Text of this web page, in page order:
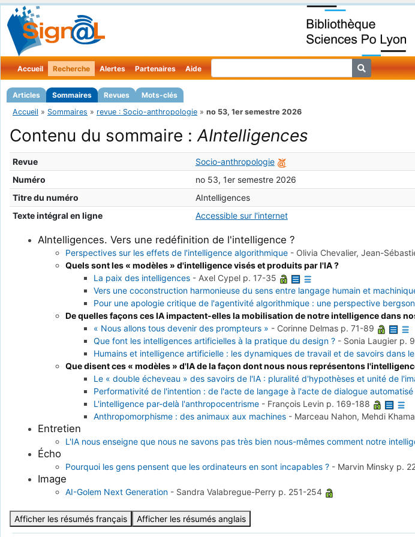
Accueil Recherche
Articles Sommaires Revues Mots-clés
Alertes Partenaires Aide
Accueil » Sommaires » revue : Socio-anthropologie » no 53, 1er semestre 2026
Contenu du sommaire :AIntelligences
Revue
Socio-anthropologie
Numéro
no 53, 1er semestre 2026
Titre du numéro
AIntelligences
Texte intégral en ligne
Accessible sur l'internet
AIntelligences. Vers une redéfinition de l'intelligence ?
Perspectives sur les effets de l'intelligence algorithmique - Olivia Chevalier, Jean-
Quels sont les « modèles » d'intelligence visés et produits par l'IA ?
La paix des intelligences- Axel Cypel p. 17-35
Vers une coconstruction harmonieuse du sens entre langage humain et
Pour une apologie critique de l'agentivité algorithmique : une perspective
De quelles façons ces IA impactent-elles la mobilisation de notre intelligence dans
« Nous allons tous devenir des prompteurs » - Corinne Delmas p. 71-89
Que font les intelligences artificielles à la pratique du design ?- Sonia Laugier p.
Humains et intelligence artificielle : les dynamiques de travail et de savoirs dans
Que disent ces « modèles » d'IA de la façon dont nous nous représentons
Le « double écheveau » des savoirs de l'IA : pluralité d'hypothèses et unité de
Performativité de l'intention : de l'acte de langage à l'acte de dialogue automatisé
L'intelligence par-delà l'anthropocentrisme- François Levin p. 169-188
Anthropomorphisme : des animaux aux machines- Marceau Nahon, Mehdi
Entretien
L'IA nous enseigne que nous ne savons pas très bien nous-mêmes comment notre
Écho
Pourquoi les gens pensent que les ordinateurs en sont incapables ? - Marvin Minsky p.
Image
AI-Golem Next Generation - Sandra Valabregue-Perry p. 251-254
Afficher les résumés français Afficher les résumés anglais